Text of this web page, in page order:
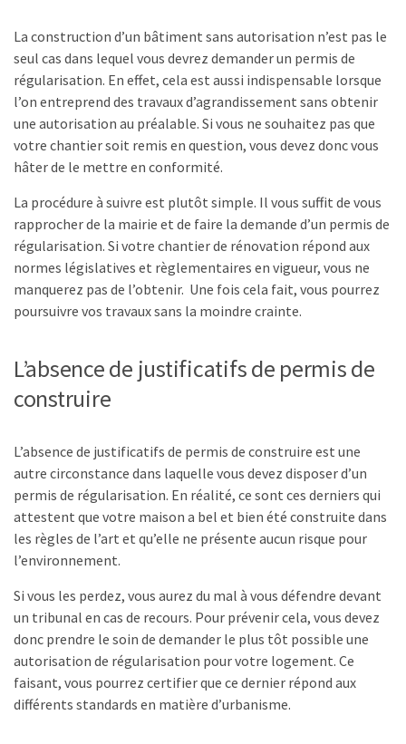
La construction d’un bâtiment sans autorisation n’est pas le
seul cas dans lequel vous devrez demander un permis de
régularisation. En effet, cela est aussi indispensable lorsque
l’on entreprend des travaux d’agrandissement sans obtenir
une autorisation au préalable. Si vous ne souhaitez pas que
votre chantier soit remis en question, vous devez donc vous
hâter de le mettre en conformité.
La procédure à suivre est plutôt simple. Il vous suffit de vous
rapprocher de la mairie et de faire la demande d’un permis de
régularisation. Si votre chantier de rénovation répond aux
normes législatives et règlementaires en vigueur, vous ne
manquerez pas de l’obtenir. Une fois cela fait, vous pourrez
poursuivre vos travaux sans la moindre crainte.
L’absence de justificatifs de permis de
construire
L’absence de justificatifs de permis de construire est une
autre circonstance dans laquelle vous devez disposer d’un
permis de régularisation. En réalité, ce sont ces derniers qui
attestent que votre maison a bel et bien été construite dans
les règles de l’art et qu’elle ne présente aucun risque pour
l’environnement.
Si vous les perdez, vous aurez du mal à vous défendre devant
un tribunal en cas de recours. Pour prévenir cela, vous devez
donc prendre le soin de demander le plus tôt possible une
autorisation de régularisation pour votre logement. Ce
faisant, vous pourrez certifier que ce dernier répond aux
différents standards en matière d’urbanisme.